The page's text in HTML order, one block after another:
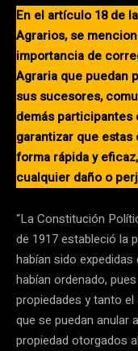
En el artículo 18 de
Agrarios, se
importancia de
Agraria que puedan
sus sucesores,
demás participantes
garantizar que
forma rápida y
cualquier daño o
“La Constitución
de 1917 estableció la
habían sido
habían ordenado,
propiedades y tanto
que se puedan anular
propiedad otorgados